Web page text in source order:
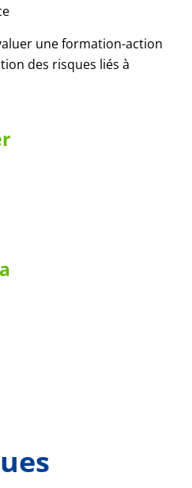
une formation-action
des risques liés à